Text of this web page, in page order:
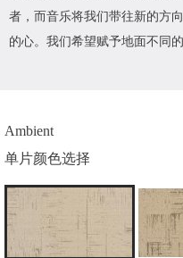
者，而音乐将我们带往新的方
的心。我们希望赋予地面不同
Ambient
单片颜色选择